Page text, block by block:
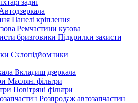
задні
Автодзеркала
Панелі кріплення
Ремчастини кузова
Підкрилки захисти
Склопідйомники
Вкладиш дзеркала
Масляні фільтри
Повітряні фільтри
Розпродаж автозапчастин